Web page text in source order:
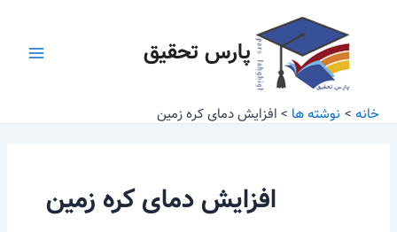
پارس تحقیق
خانه نوشته ها افزایش دمای کره زمین
افزایش دمای کره زمین